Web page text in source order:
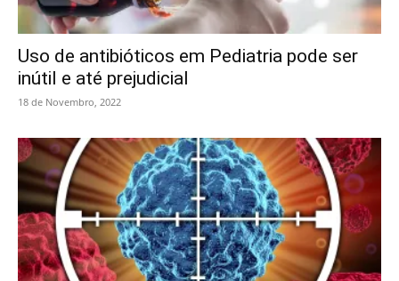
Uso de antibióticos em Pediatria pode ser
inútil e até prejudicial
18 de Novembro, 2022